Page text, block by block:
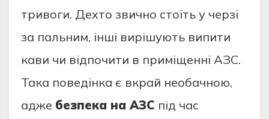
тривоги. Дехто звично стоїть у черзі
за пальним, інші вирішують випити
кави чи відпочити в приміщенні АЗС.
Така поведінка є вкрай необачною,
адже безпека на АЗС під час